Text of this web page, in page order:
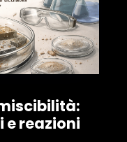
e reazioni